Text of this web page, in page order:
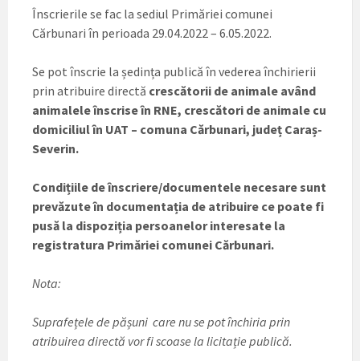
Înscrierile se fac la sediul Primăriei comunei
Cărbunari în perioada 29.04.2022 – 6.05.2022.
Se pot înscrie la ședința publică în vederea închirierii
prin atribuire directă crescătorii de animale având
animalele înscrise în RNE, crescători de animale cu
domiciliul în UAT – comuna Cărbunari, județ Caraș-
Severin.
Condițiile de înscriere/documentele necesare sunt
prevăzute în documentația de atribuire ce poate fi
pusă la dispoziția persoanelor interesate la
registratura Primăriei comunei Cărbunari.
Nota:
Suprafețele de pășuni care nu se pot închiria prin
atribuirea directă vor fi scoase la licitație publică.